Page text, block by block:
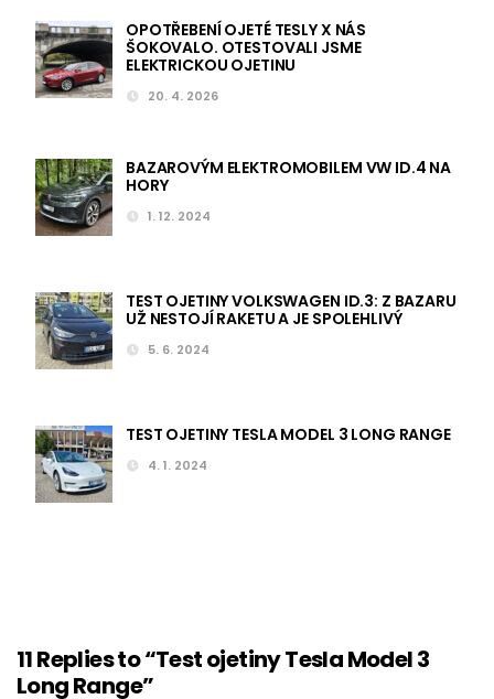
OPOTŘEBENÍ OJETÉ TESLY X NÁS
ŠOKOVALO. OTESTOVALI JSME
ELEKTRICKOU OJETINU
20. 4. 2026
BAZAROVÝM ELEKTROMOBILEM VW ID.4 NA
HORY
1. 12. 2024
TEST OJETINY VOLKSWAGEN ID.3: Z BAZARU
UŽ NESTOJÍ RAKETU A JE SPOLEHLIVÝ
5. 6. 2024
TEST OJETINY TESLA MODEL 3 LONG RANGE
4. 1. 2024
11 Replies to “Test ojetiny Tesla Model 3
Long Range”